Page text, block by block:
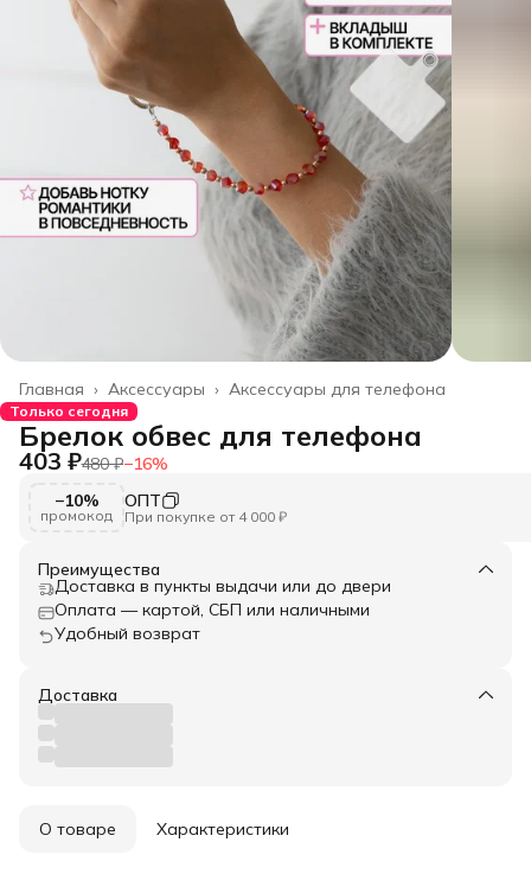
Аксессуары для телефона
Аксессуары ›
Главная ›
Только сегодня
Брелок обвес для телефона
403 ₽480 ₽−16%
−10%
промокод
ОПТ
При покупке от 4 000 ₽
Преимущества
Доставка в пункты выдачи или до двери
Оплата — картой, СБП или наличными
Удобный возврат
Доставка
О товаре Характеристики